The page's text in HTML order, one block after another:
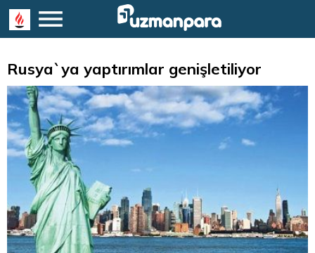
Rusya`ya yaptırımlar genişletiliyor